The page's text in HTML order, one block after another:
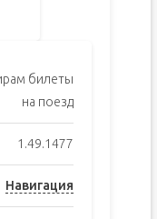
билеты
на поезд
1.49.1477
Навигация